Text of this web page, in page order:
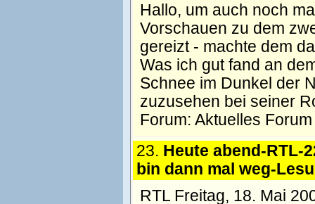
Hallo, um auch noch
Vorschauen zu dem
gereizt - machte dem
Was ich gut fand an
Schnee im Dunkel der
zuzusehen bei seiner
Forum: Aktuelles Forum
23. Heute abend-RTL-
bin dann mal weg-
RTL Freitag, 18. Mai